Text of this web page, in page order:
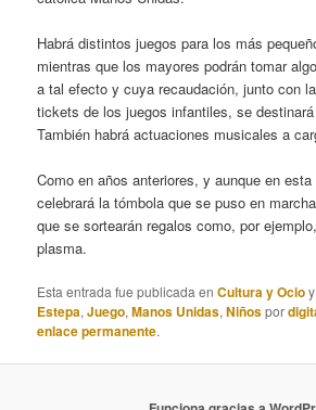
Habrá distintos juegos para los más
mientras que los mayores podrán tomar
a tal efecto y cuya recaudación, junto con
tickets de los juegos infantiles, se
También habrá actuaciones musicales a
Como en años anteriores, y aunque en
celebrará la tómbola que se puso en
que se sortearán regalos como, por
plasma.
Esta entrada fue publicada enCultura y Ocio
Estepa,Juego,Manos Unidas,Niñospor
enlace permanente.